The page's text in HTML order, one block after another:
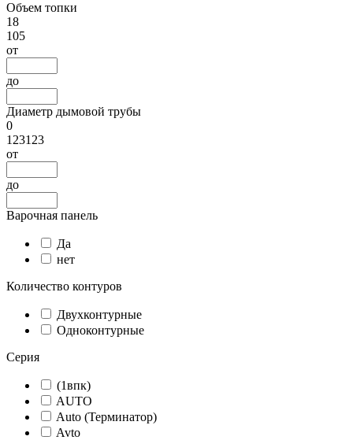
Объем топки
18
105
от
до
Диаметр дымовой трубы
0
123123
от
до
Варочная панель
Да
нет
Количество контуров
Двухконтурные
Одноконтурные
Серия
(1впк)
AUTO
Auto (Терминатор)
Avto